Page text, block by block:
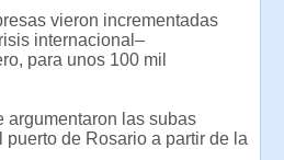
vieron incrementadas
internacional–
para unos 100 mil
argumentaron las subas
de Rosario a partir de la